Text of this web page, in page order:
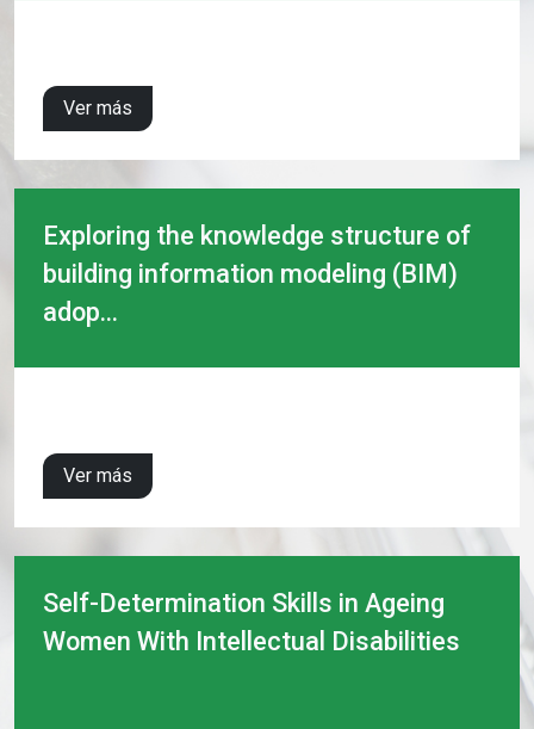
Ver más
Exploring the knowledge structure of
building information modeling (BIM)
adop...
Ver más
Self-Determination Skills in Ageing
Women With Intellectual Disabilities